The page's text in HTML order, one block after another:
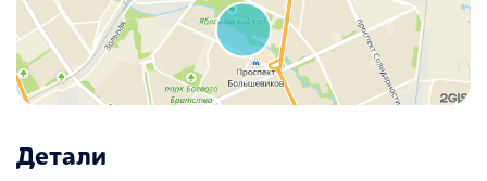
Детали